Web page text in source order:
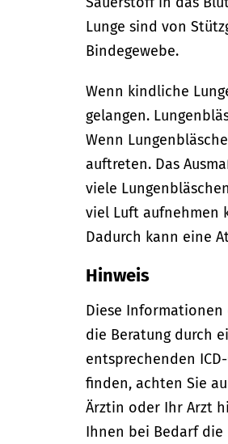
Lunge sind von
Bindegewebe.
Wenn kindliche
gelangen.
Wenn
auftreten. Das
viele
viel Luft aufnehmen
Dadurch kann eine
Hinweis
Diese
die Beratung durch
entsprechenden
finden, achten Sie
Ärztin oder Ihr Arzt
Ihnen bei Bedarf die